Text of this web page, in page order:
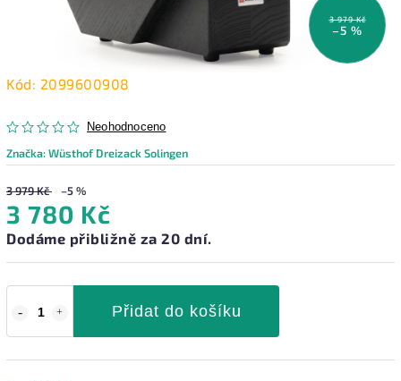
3 979 Kč
–5 %
Kód: 2099600908
Neohodnoceno
Značka:Wüsthof Dreizack Solingen
3 979 Kč –5 %
3 780 Kč
Dodáme přibližně za 20 dní.
Přidat do košíku